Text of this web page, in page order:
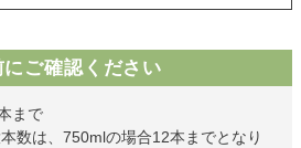
にご確認ください
まで
数は、750mlの場合12本までとなり